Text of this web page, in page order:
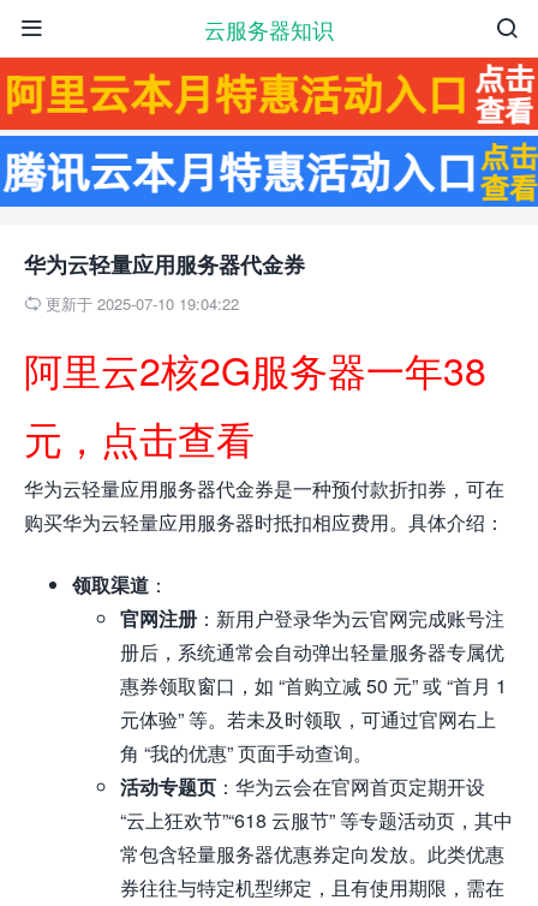
云服务器知识 

华为云轻量应用服务器代金券
 更新于 2025-07-10 19:04:22
阿里云2核2G服务器一年38
元，点击查看
华为云轻量应用服务器代金券是一种预付款折扣券，可在
购买华为云轻量应用服务器时抵扣相应费用。具体介绍：
领取渠道 ：
官网注册 ：新用户登录华为云官网完成账号注
册后，系统通常会自动弹出轻量服务器专属优
惠券领取窗口，如 “首购立减 50 元” 或 “首月 1
元体验” 等。若未及时领取，可通过官网右上
角 “我的优惠” 页面手动查询。
活动专题页 ：华为云会在官网首页定期开设
“云上狂欢节”“618 云服节” 等专题活动页，其中
常包含轻量服务器优惠券定向发放。此类优惠
券往往与特定机型绑定，且有使用期限，需在